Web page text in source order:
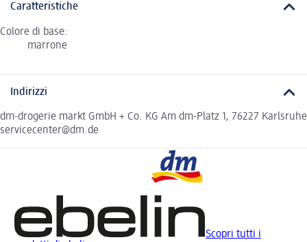
Caratteristiche
Colore di base:
marrone
Indirizzi
dm-drogerie markt GmbH + Co. KG Am dm-Platz 1, 76227 Karlsruhe
servicecenter@dm.de
Scopri tutti i